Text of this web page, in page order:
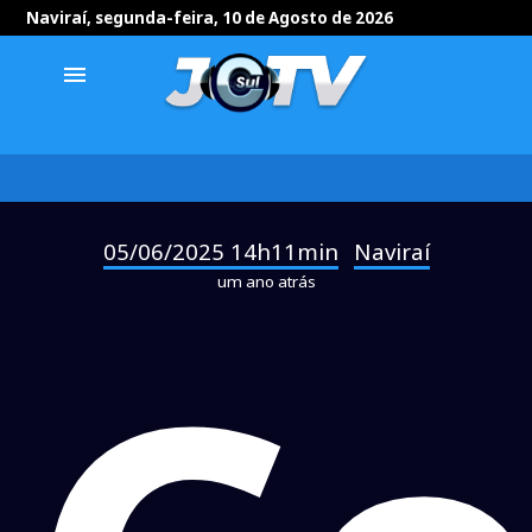
Naviraí, segunda-feira, 10 de Agosto de 2026
menu
05/06/2025 14h11min Naviraí
um ano atrás